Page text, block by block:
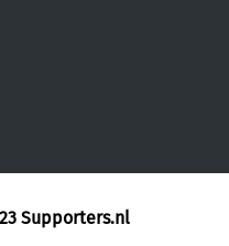
Supporters.nl